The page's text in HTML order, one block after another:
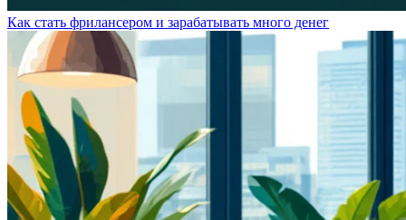
Как стать фрилансером и зарабатывать много денег